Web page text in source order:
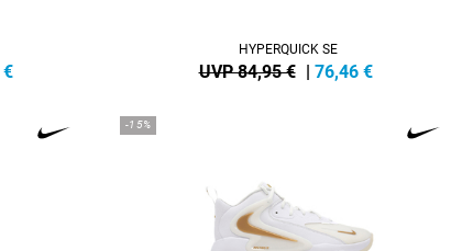
€
HYPERQUICK SE
UVP 84,95 € | 76,46 €
-15%